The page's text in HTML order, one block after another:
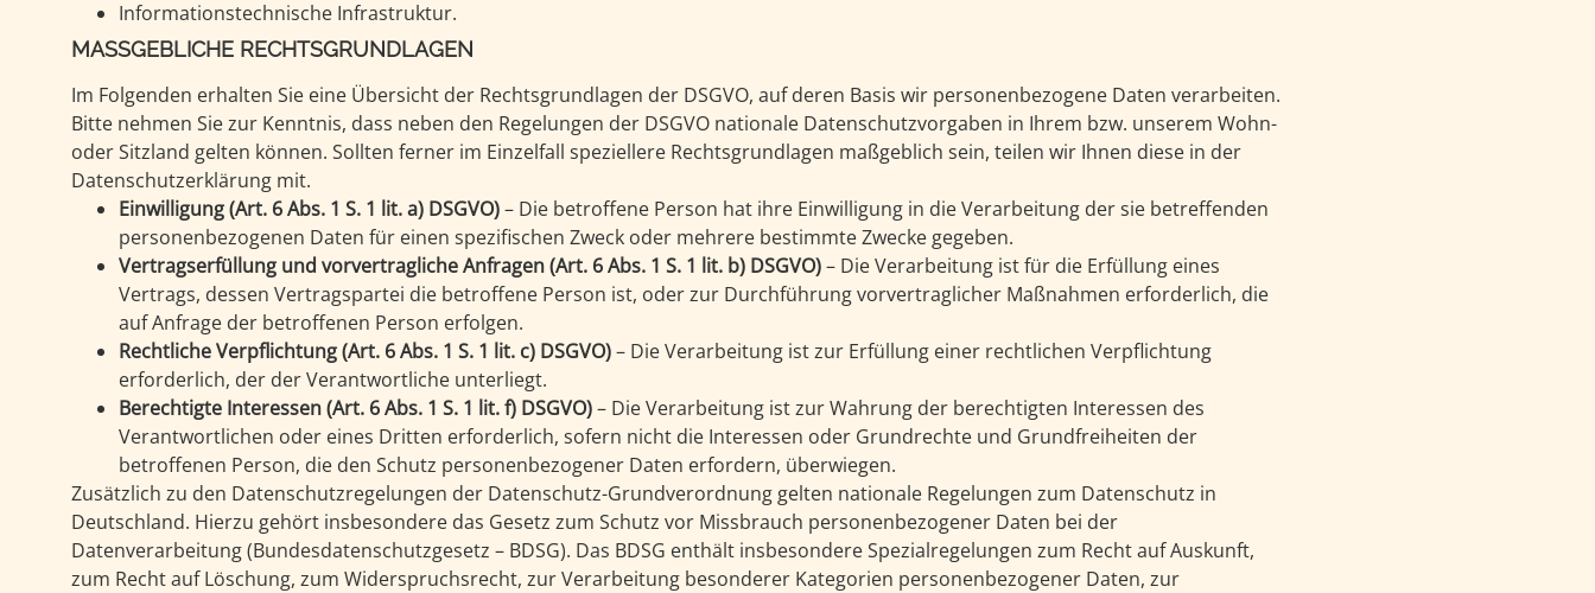
Informationstechnische Infrastruktur.
MASSGEBLICHE RECHTSGRUNDLAGEN
Im Folgenden erhalten Sie eine Übersicht der Rechtsgrundlagen der DSGVO, auf deren Basis wir personenbezogene Daten verarbeiten.
Bitte nehmen Sie zur Kenntnis, dass neben den Regelungen der DSGVO nationale Datenschutzvorgaben in Ihrem bzw. unserem Wohn-
oder Sitzland gelten können. Sollten ferner im Einzelfall speziellere Rechtsgrundlagen maßgeblich sein, teilen wir Ihnen diese in der
Datenschutzerklärung mit.
Einwilligung (Art. 6 Abs. 1 S. 1 lit. a) DSGVO)– Die betroffene Person hat ihre Einwilligung in die Verarbeitung der sie betreffenden
personenbezogenen Daten für einen spezifischen Zweck oder mehrere bestimmte Zwecke gegeben.
Vertragserfüllung und vorvertragliche Anfragen (Art. 6 Abs. 1 S. 1 lit. b) DSGVO)– Die Verarbeitung ist für die Erfüllung eines
Vertrags, dessen Vertragspartei die betroffene Person ist, oder zur Durchführung vorvertraglicher Maßnahmen erforderlich, die
auf Anfrage der betroffenen Person erfolgen.
Rechtliche Verpflichtung (Art. 6 Abs. 1 S. 1 lit. c) DSGVO)– Die Verarbeitung ist zur Erfüllung einer rechtlichen Verpflichtung
erforderlich, der der Verantwortliche unterliegt.
Berechtigte Interessen (Art. 6 Abs. 1 S. 1 lit. f) DSGVO)– Die Verarbeitung ist zur Wahrung der berechtigten Interessen des
Verantwortlichen oder eines Dritten erforderlich, sofern nicht die Interessen oder Grundrechte und Grundfreiheiten der
betroffenen Person, die den Schutz personenbezogener Daten erfordern, überwiegen.
Zusätzlich zu den Datenschutzregelungen der Datenschutz-Grundverordnung gelten nationale Regelungen zum Datenschutz in
Deutschland. Hierzu gehört insbesondere das Gesetz zum Schutz vor Missbrauch personenbezogener Daten bei der
Datenverarbeitung (Bundesdatenschutzgesetz – BDSG). Das BDSG enthält insbesondere Spezialregelungen zum Recht auf Auskunft,
zum Recht auf Löschung, zum Widerspruchsrecht, zur Verarbeitung besonderer Kategorien personenbezogener Daten, zur